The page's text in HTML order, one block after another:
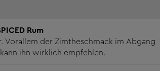
Rum
Vorallem der Zimtheschmack im Abgang
ihn wirklich empfehlen.